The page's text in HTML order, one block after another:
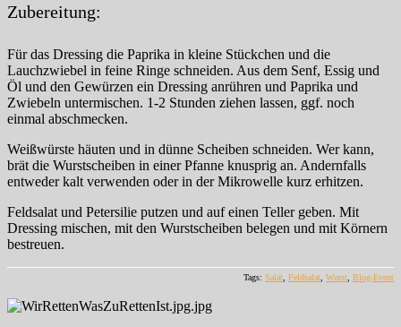
Zubereitung:
Für das Dressing die Paprika in kleine Stückchen und die
Lauchzwiebel in feine Ringe schneiden. Aus dem Senf, Essig und
Öl und den Gewürzen ein Dressing anrühren und Paprika und
Zwiebeln untermischen. 1-2 Stunden ziehen lassen, ggf. noch
einmal abschmecken.
Weißwürste häuten und in dünne Scheiben schneiden. Wer kann,
brät die Wurstscheiben in einer Pfanne knusprig an. Andernfalls
entweder kalt verwenden oder in der Mikrowelle kurz erhitzen.
Feldsalat und Petersilie putzen und auf einen Teller geben. Mit
Dressing mischen, mit den Wurstscheiben belegen und mit Körnern
bestreuen.
Tags: Salat Feldsalat Wurst Blog-Event